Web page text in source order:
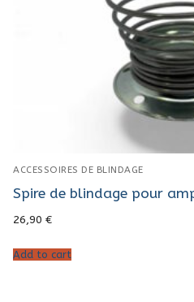
ACCESSOIRES DE BLINDAGE
Spire de blindage pour
26,90 €
Add to cart